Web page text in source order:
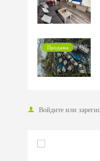
Продажа
Войдите или